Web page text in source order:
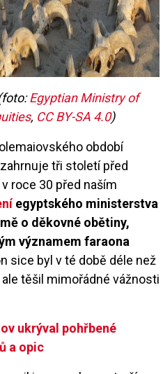
Egyptian Ministry of
, CC BY-SA 4.0)
období
tři století před
roce 30 před naším
egyptského ministerstva
o děkovné obětiny,
významem faraona
sice byl v té době déle než
těšil mimořádné vážnosti
ukrýval pohřbené
a opic